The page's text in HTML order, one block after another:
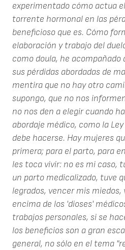
experimentado cómo actua
torrente hormonal en las
beneficioso que es. Cómo
elaboración y trabajo del
como doula, he acompañado
sus pérdidas abordadas de
mentira que no hay otro
supongo, que no nos
no nos den a elegir cuando
abordaje médico, como la
debe hacerse. Hay mujeres
primera; para el parto, para
les toca vivir: no es mi caso,
un parto medicalizado, tuve
legrados, vencer mis
encima de los 'dioses'
trabajos personales, si se
los beneficios son a gran
general, no sólo en el tema